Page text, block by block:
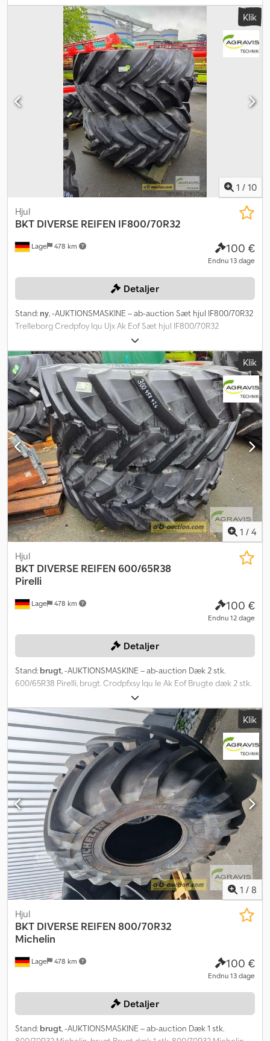
20 mm Indpresningsdybde 220 mm 540/65R30 Mitas AC65 /
justerbar fælg Nav 150 mm Boltcirkel 210 mm Boltdiameter 20 mm
Indpresningsdybde 240 mm Du kan byde på denne maskine
online. Startprisen er 100,00 EUR ekskl. moms. Registrer dig gratis
og deltag i auktionen. Klik her for at komme til auktionen: ----- ----
- Spændende onlineauktion! Begynd at byde NU! ab-auction
Cedpjrf Udkefx Ak Eerf
Klik
1 / 10
Lage 478 km
Hjul
BKT DIVERSE REIFEN IF800/70R32
100 €
Endnu 13 dage
Detaljer
Stand: ny, -AUKTIONSMASKINE – ab-auction Sæt hjul IF800/70R32
Trelleborg Credpfoy Iqu Ujx Ak Eof Sæt hjul IF800/70R32
Trelleborg TM3000 10-huls justerbar fælg Navdiameter 275 mm
Boltcirkel 340 mm Indpresningsdybde 420 mm Du kan byde på
denne maskine online. Startprisen er 100,00 EUR ekskl. moms.
Registrer dig gratis og deltag i budrunden. Klik her for at gå til
auktionen: ----- ----- Spændende onlineauktion! Begynd at byde
NU! ab-auction
Klik
1 / 4
Lage 478 km
Hjul
BKT DIVERSE REIFEN 600/65R38
Pirelli
100 €
Endnu 12 dage
Detaljer
Stand: brugt, -AUKTIONSMASKINE – ab-auction Dæk 2 stk.
600/65R38 Pirelli, brugt. Crodpfxsy Iqu Ie Ak Eof Brugte dæk 2 stk.
600/65R38 Pirelli TM800 Dækmønster ca. 35 mm Du kan byde på
denne maskine online Startprisen er 100,00 EUR ekskl. moms.
Registrer dig gratis og byd med. Klik her for at komme til
auktionen: ----- ----- Spændende onlineauktion! Begynd at byde
NU! ab-auction
Klik
1 / 8
Lage 478 km
Hjul
BKT DIVERSE REIFEN 800/70R32
Michelin
100 €
Endnu 13 dage
Detaljer
Stand: brugt, -AUKTIONSMASKINE – ab-auction Dæk 1 stk.